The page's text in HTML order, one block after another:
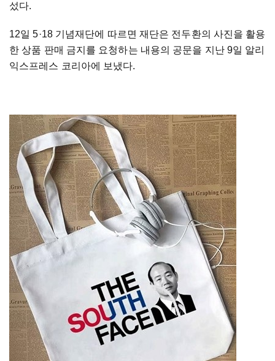
섰다.
12일 5·18 기념재단에 따르면 재단은 전두환의 사진을 활용
한 상품 판매 금지를 요청하는 내용의 공문을 지난 9일 알리
익스프레스 코리아에 보냈다.